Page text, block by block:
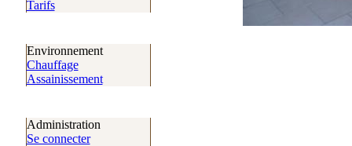
Tarifs
Environnement
Chauffage
Assainissement
Administration
Se connecter